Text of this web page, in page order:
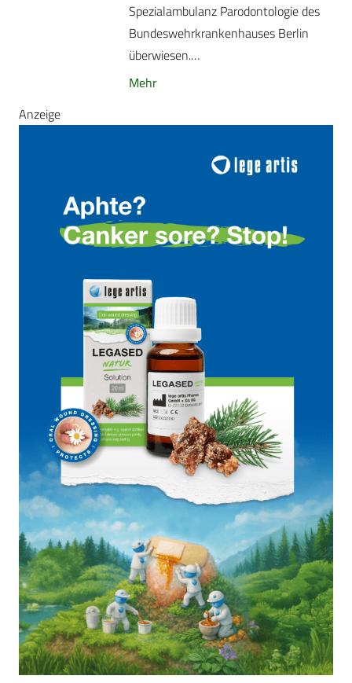
Spezialambulanz Parodontologie des
Bundeswehrkrankenhauses Berlin
überwiesen.…
Mehr
Anzeige